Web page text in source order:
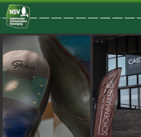
Welkom
Home Zoeken